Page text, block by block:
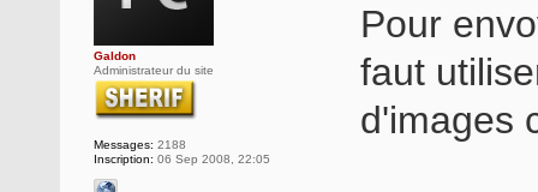
Galdon
Administrateur du site
Messages: 2188
Inscription: 06 Sep 2008, 22:05
Pour
faut
d'images